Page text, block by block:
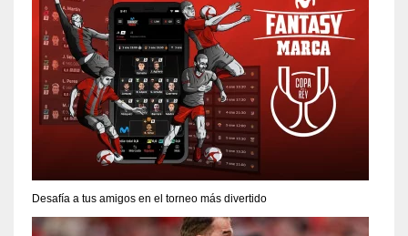
Desafía a tus amigos en el torneo más divertido